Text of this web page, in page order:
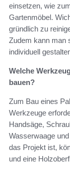
einsetzen, wie
Gartenmöbel.
gründlich zu
Zudem kann man
individuell
Welche
bauen?
Zum Bau eines
Werkzeuge
Handsäge,
Wasserwaage
das Projekt ist,
und eine